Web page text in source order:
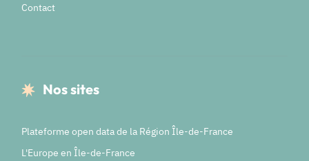
Contact
Nos sites
Plateforme open data de la Région Île-de-France
L'Europe en Île-de-France